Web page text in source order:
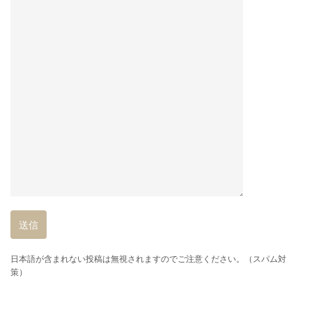
日本語が含まれない投稿は無視されますのでご注意ください。（スパム対
策）